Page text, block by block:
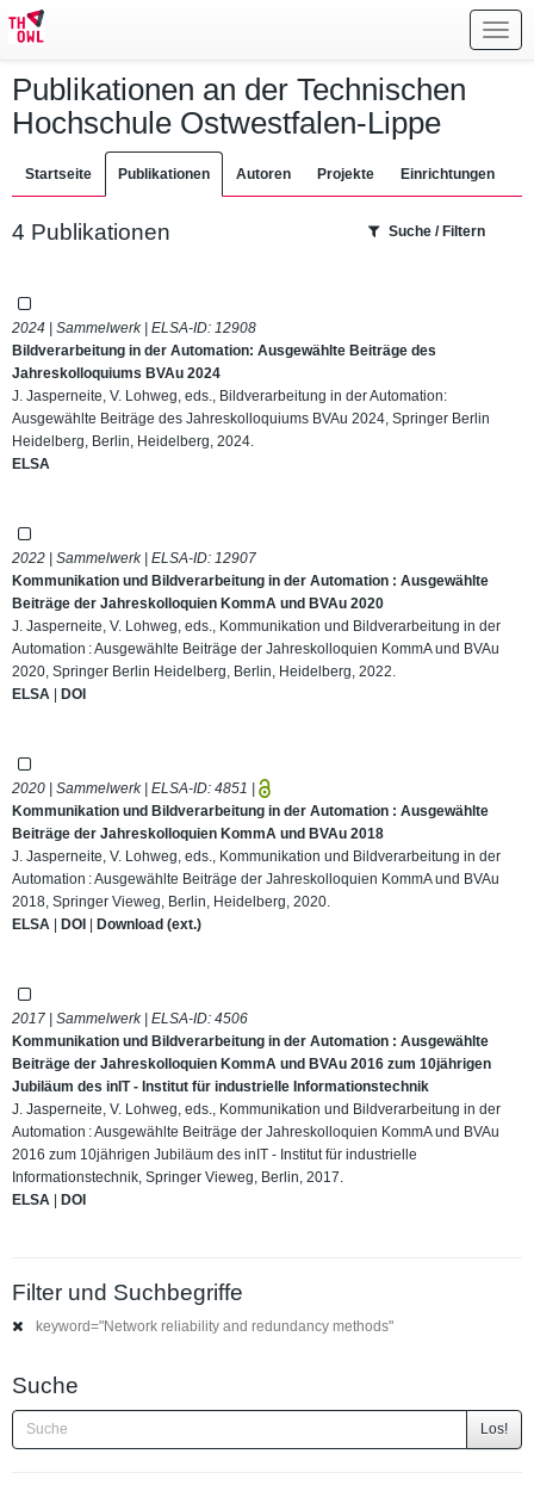
Publikationen an der Technischen
Hochschule Ostwestfalen-Lippe
Startseite Publikationen Autoren Projekte Einrichtungen
4 Publikationen Suche / Filtern
2024 | Sammelwerk | ELSA-ID: 12908
Bildverarbeitung in der Automation: Ausgewählte Beiträge des
Jahreskolloquiums BVAu 2024
J. Jasperneite, V. Lohweg, eds., Bildverarbeitung in der Automation:
Ausgewählte Beiträge des Jahreskolloquiums BVAu 2024, Springer Berlin
Heidelberg, Berlin, Heidelberg, 2024.
ELSA
2022 | Sammelwerk | ELSA-ID: 12907
Kommunikation und Bildverarbeitung in der Automation : Ausgewählte
Beiträge der Jahreskolloquien KommA und BVAu 2020
J. Jasperneite, V. Lohweg, eds., Kommunikation und Bildverarbeitung in der
Automation : Ausgewählte Beiträge der Jahreskolloquien KommA und BVAu
2020, Springer Berlin Heidelberg, Berlin, Heidelberg, 2022.
ELSA | DOI
2020 | Sammelwerk | ELSA-ID: 4851 |
Kommunikation und Bildverarbeitung in der Automation : Ausgewählte
Beiträge der Jahreskolloquien KommA und BVAu 2018
J. Jasperneite, V. Lohweg, eds., Kommunikation und Bildverarbeitung in der
Automation : Ausgewählte Beiträge der Jahreskolloquien KommA und BVAu
2018, Springer Vieweg, Berlin, Heidelberg, 2020.
ELSA | DOI | Download (ext.)
2017 | Sammelwerk | ELSA-ID: 4506
Kommunikation und Bildverarbeitung in der Automation : Ausgewählte
Beiträge der Jahreskolloquien KommA und BVAu 2016 zum 10jährigen
Jubiläum des inIT - Institut für industrielle Informationstechnik
J. Jasperneite, V. Lohweg, eds., Kommunikation und Bildverarbeitung in der
Automation : Ausgewählte Beiträge der Jahreskolloquien KommA und BVAu
2016 zum 10jährigen Jubiläum des inIT - Institut für industrielle
Informationstechnik, Springer Vieweg, Berlin, 2017.
ELSA | DOI
Filter und Suchbegriffe
keyword="Network reliability and redundancy methods"
Suche
Los!